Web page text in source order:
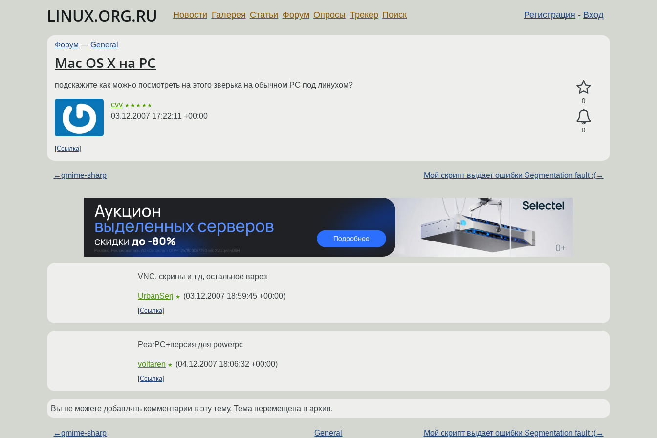
LINUX.ORG.RU Регистрация - Вход
Новости Галерея Статьи Форум Опросы Трекер Поиск
Форум — General
Mac OS X на PC
0
0
подскажите как можно посмотреть на этого зверька на обычном PC под линухом?
cvv ★★★★★
03.12.2007 17:22:11 +00:00
Ссылка
←gmime-sharp Мой скрипт выдает ошибки Segmentation fault :(→
VNC, скрины и т.д, остальное варез
UrbanSerj ★ (03.12.2007 18:59:45 +00:00)
Ссылка
PearPC+версия для powerpc
voltaren ★ (04.12.2007 18:06:32 +00:00)
Ссылка
Вы не можете добавлять комментарии в эту тему. Тема перемещена в архив.
←gmime-sharp General Мой скрипт выдает ошибки Segmentation fault :(→